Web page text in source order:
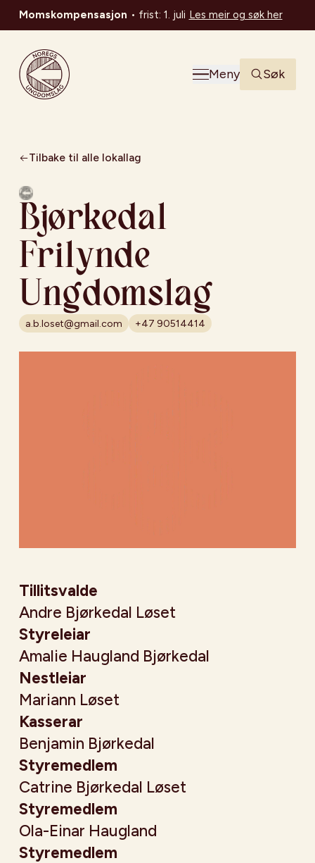
Momskompensasjon • frist: 1. juli Les meir og søk her
Noregs Ungdomslag
Meny
Søk
Tilbake til alle lokallag
Bjørkedal
Frilynde
Ungdomslag
a.b.loset@gmail.com +47 90514414
Tillitsvalde
Andre Bjørkedal Løset
Styreleiar
Amalie Haugland Bjørkedal
Nestleiar
Mariann Løset
Kasserar
Benjamin Bjørkedal
Styremedlem
Catrine Bjørkedal Løset
Styremedlem
Ola-Einar Haugland
Styremedlem